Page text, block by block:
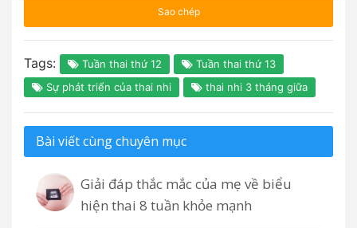
Sao chép
Tags: Tuần thai thứ 12
Tuần thai thứ 13
Sự phát triển của thai nhi
thai nhi 3 tháng giữa
Bài viết cùng chuyên mục
Giải đáp thắc mắc của mẹ về biểu
hiện thai 8 tuần khỏe mạnh